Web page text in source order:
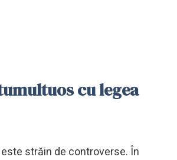
cu legea
este străin de controverse. În